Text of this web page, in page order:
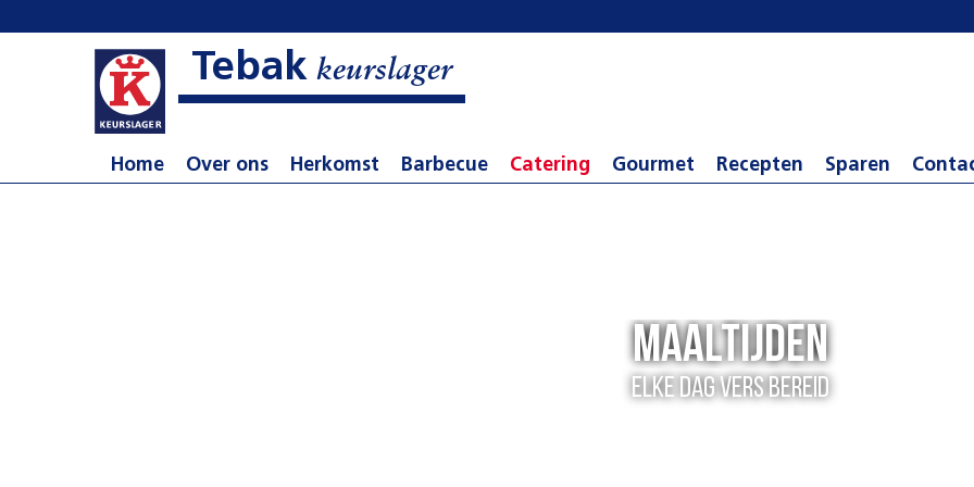
Tebakkeurslager
Home Over ons Herkomst Barbecue Catering Gourmet Recepten Sparen